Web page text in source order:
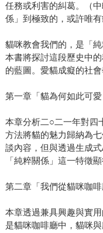
任務或利害的糾葛。（
係」到極致的，或許唯
貓咪教會我們的，是「純
本書將探討這段歷史中
的藍圖。愛貓成癡的社
第一章「貓為何如此可愛
本章分析二○二一年對四
方法將貓的魅力歸納為
談內容，但與透過生成
「純粹關係」這一特徵顯
第二章「我們從貓咪咖啡
本章透過兼具興趣與實
是貓咪咖啡廳中，貓咪